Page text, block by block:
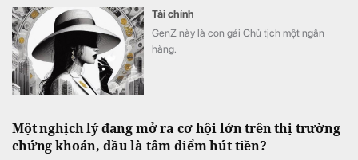
Tài chính
GenZ này là con gái Chủ tịch một ngân
hàng.
Một nghịch lý đang mở ra cơ hội lớn trên thị trường
chứng khoán, đầu là tâm điểm hút tiền?